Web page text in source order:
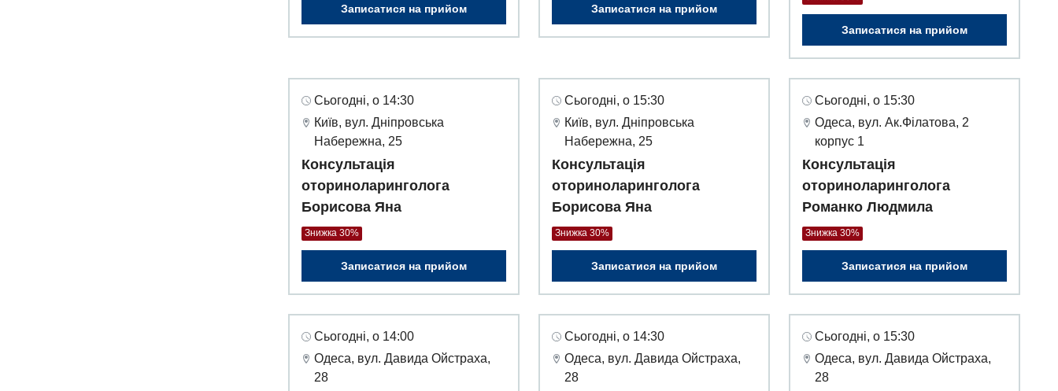
Записатися на прийом Записатися на прийом
Записатися на прийом
Сьогодні, о 14:30
Київ, вул. Дніпровська
Набережна, 25
Консультація
оториноларинголога
Борисова Яна
Знижка 30%
Записатися на прийом
Сьогодні, о 15:30
Київ, вул. Дніпровська
Набережна, 25
Консультація
оториноларинголога
Борисова Яна
Знижка 30%
Записатися на прийом
Сьогодні, о 15:30
Одеса, вул. Ак.Філатова, 2
корпус 1
Консультація
оториноларинголога
Романко Людмила
Знижка 30%
Записатися на прийом
Сьогодні, о 14:00
Одеса, вул. Давида Ойстраха,
28
Сьогодні, о 14:30
Одеса, вул. Давида Ойстраха,
28
Сьогодні, о 15:30
Одеса, вул. Давида Ойстраха,
28